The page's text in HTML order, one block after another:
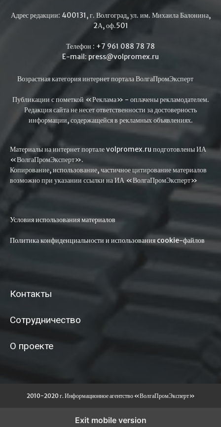
Адрес редакции: 400131, г. Волгоград, ул. им. Михаила Балонина,
2А, оф.501
Телефон : +7 961 088 78 78
E-mail: press@volpromex.ru
Возрастная категория интернет портала ВолгаПромЭксперт
Публикации с пометкой «Реклама» - оплачены рекламодателем.
Редакция сайта не несет ответственности за достоверность
информации, содержащейся в рекламных объявлениях.
Материалы на интернет портале volpromex.ru подготовлены ИА
«ВолгаПромЭксперт».
Копирование, использование, частичное цитирование материалов
возможно при указании ссылки на ИА «ВолгаПромЭксперт»
Условия использования материалов
Политика конфиденциальности и использования cookie-файлов
Контакты
Сотрудничество
О проекте
2010-2020 г. Информационное агентство «ВолгаПромЭксперт»
Exit mobile version